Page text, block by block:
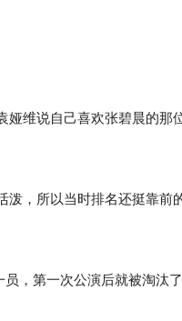
娅维说自己喜欢张碧晨的那
，所以当时排名还挺靠前
，第一次公演后就被淘汰了